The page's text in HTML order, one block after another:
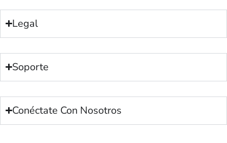
Legal
Soporte
Conéctate Con Nosotros